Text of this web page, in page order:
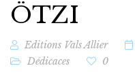
ÖTZI
Editions Vals Allier
Dédicaces
0